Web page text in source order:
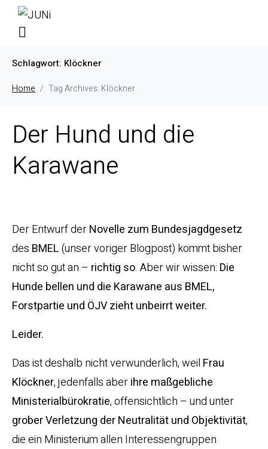
Schlagwort: Klöckner
Home Tag Archives: Klöckner
Der Hund und die
Karawane
Der Entwurf derNovelle zum Bundesjagdgesetz
des BMEL(unser voriger Blogpost) kommt bisher
nicht so gut an – richtig so. Aber wir wissen: Die
Hunde bellen und die Karawane aus BMEL,
Forstpartie und ÖJV zieht unbeirrt weiter.
Leider.
Das ist deshalb nicht verwunderlich, weil Frau
Klöckner, jedenfalls aberihre maßgebliche
Ministerialbürokratie, offensichtlich – und unter
grober Verletzung der Neutralität und Objektivität,
die ein Ministerium allen Interessengruppen